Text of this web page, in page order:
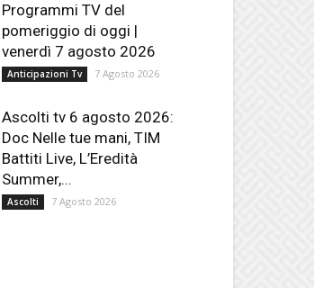
Programmi TV del
pomeriggio di oggi |
venerdì 7 agosto 2026
Anticipazioni Tv 7 Agosto 2026
Ascolti tv 6 agosto 2026:
Doc Nelle tue mani, TIM
Battiti Live, L’Eredità
Summer,...
Ascolti 7 Agosto 2026